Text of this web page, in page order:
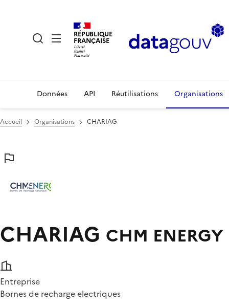
RÉPUBLIQUE
FRANÇAISE
Données API Réutilisations Organisations
Accueil Organisations CHARIAG
CHARIAG CHM ENERGY
Entreprise
Bornes de recharge electriques